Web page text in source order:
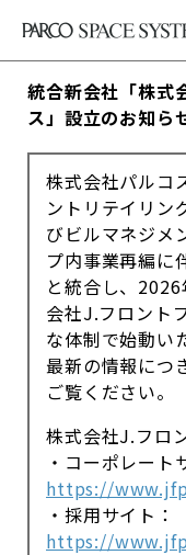
統合新会社「株式
ス」設立のお知ら
株式会社パルコ
ントリテイリン
びビルマネジメ
プ内事業再編に
と統合し、
会社J.フロント
な体制で始動い
最新の情報につ
ご覧ください。
株式会社J.フロ
・コーポレート
https://
・採用サイト：
https://